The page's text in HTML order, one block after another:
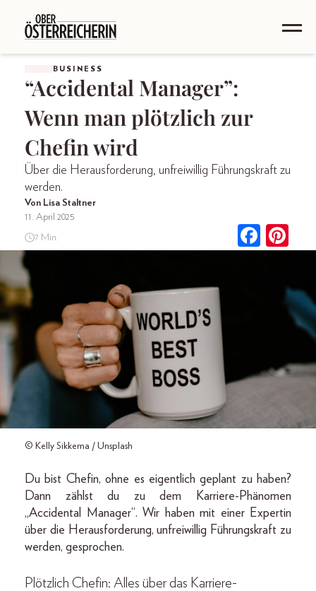
BUSINESS
“Accidental Manager”:
Wenn man plötzlich zur
Chefin wird
Über die Herausforderung, unfreiwillig Führungskraft zu
werden.
Von Lisa Staltner
11. April 2025
7 Min.
© Kelly Sikkema / Unsplash
Du bist Chefin, ohne es eigentlich geplant zu haben?
Dann zählst du zu dem Karriere-Phänomen
„Accidental Manager“. Wir haben mit einer Expertin
über die Herausforderung, unfreiwillig Führungskraft zu
werden, gesprochen.
Plötzlich Chefin: Alles über das Karriere-